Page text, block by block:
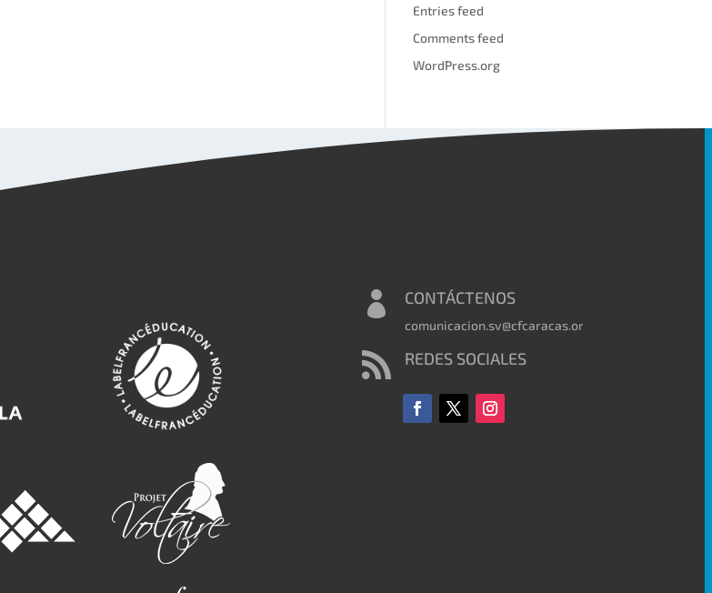
Entries feed
Comments feed
WordPress.org
 CONTÁCTENOS
comunicacion.sv@cfcaracas.org
 REDES SOCIALES